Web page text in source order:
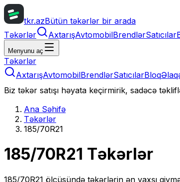
tkr.azBütün təkərlər bir arada
Təkərlər
AxtarışAvtomobilBrendlərSatıcılar
Menyunu aç
Təkərlər
AxtarışAvtomobilBrendlərSatıcılarBloq
Biz təkər satışı həyata keçirmirik, sadəcə
Ana Səhifə
Təkərlər
185/70R21
185/70R21 Təkərlər
185/70R21 ölçüsündə təkərlərin ən yaxşı